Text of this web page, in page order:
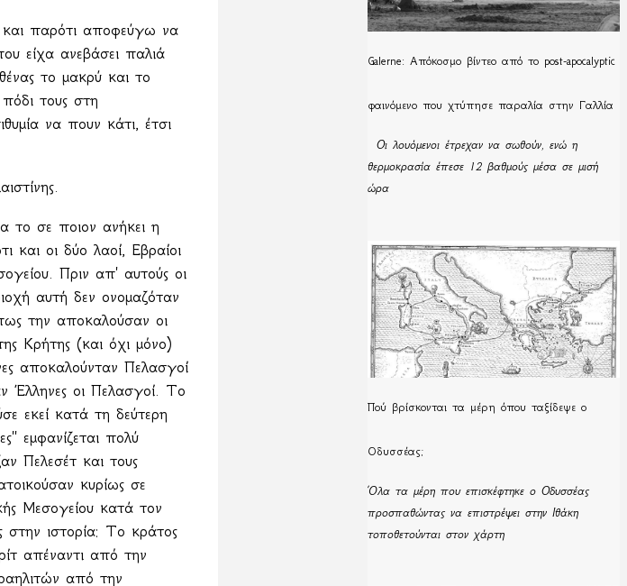
και παρότι αποφεύγω να
είχα ανεβάσει παλιά
το μακρύ και το
τους στη
να πουν κάτι, έτσι
το σε ποιον ανήκει η
και οι δύο λαοί, Εβραίοι
Πριν απ' αυτούς οι
αυτή δεν ονομαζόταν
την αποκαλούσαν οι
Κρήτης (και όχι μόνο)
αποκαλούνταν Πελασγοί
Έλληνες οι Πελασγοί. Το
εκεί κατά τη δεύτερη
εμφανίζεται πολύ
Πελεσέτ και τους
κυρίως σε
Μεσογείου κατά τον
στην ιστορία: Το κράτος
απέναντι από την
από την
Galerne: Απόκοσμο βίντεο από το post-apocalyptic
φαινόμενο που χτύπησε παραλία στην Γαλλία
Οι λουόμενοι έτρεχαν να σωθούν, ενώ η
θερμοκρασία έπεσε 12 βαθμούς μέσα σε μισή
ώρα
Πού βρίσκονται τα μέρη όπου ταξίδεψε ο
Οδυσσέας;
Όλα τα μέρη που επισκέφτηκε ο Οδυσσέας
προσπαθώντας να επιστρέψει στην Ιθάκη
τοποθετούνται στον χάρτη